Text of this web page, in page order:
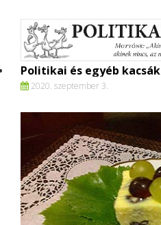
Politikai és egyéb kacsák
2020. szeptember 3.